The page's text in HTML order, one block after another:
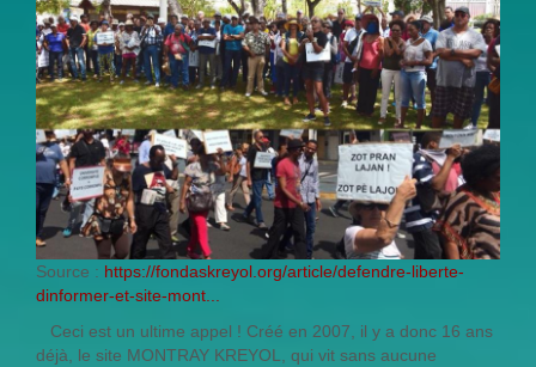
Source : https://fondaskreyol.org/article/defendre-liberte-
dinformer-et-site-mont...
Ceci est un ultime appel ! Créé en 2007, il y a donc 16 ans
déjà, le site MONTRAY KREYOL, qui vit sans aucune